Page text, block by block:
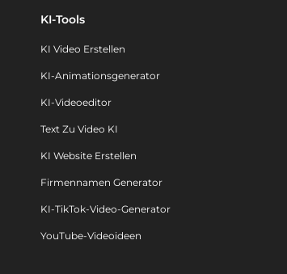
KI-Tools
KI Video Erstellen
KI-Animationsgenerator
KI-Videoeditor
Text Zu Video KI
KI Website Erstellen
Firmennamen Generator
KI-TikTok-Video-Generator
YouTube-Videoideen